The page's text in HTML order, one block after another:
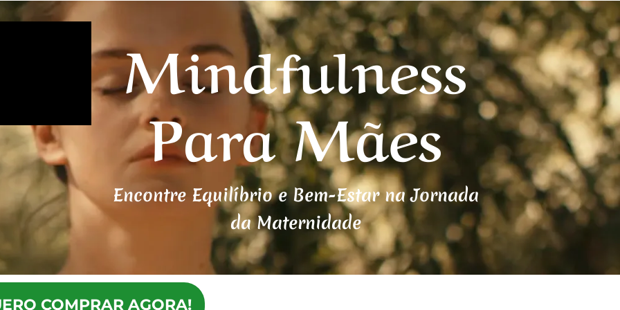
Mindfulness
Para Mães
Encontre Equilíbrio e Bem-Estar na Jornada
da Maternidade
COMPRAR AGORA!